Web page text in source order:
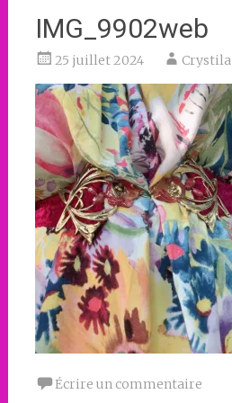
IMG_9902web
25 juillet 2024 Crystila
Écrire un commentaire